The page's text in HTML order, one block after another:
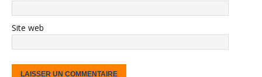
Site web